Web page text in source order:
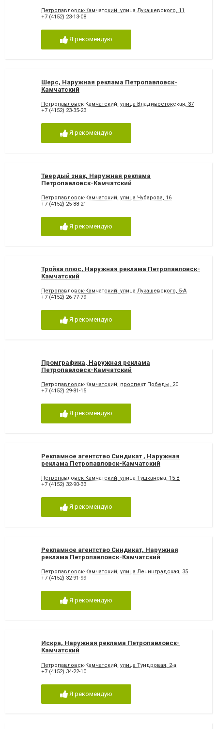
Петропавловск-Камчатский, улица Лукашевского, 11
+7 (4152) 23-13-08
Я рекомендую
Шерс, Наружная реклама Петропавловск-
Камчатский
Петропавловск-Камчатский, улица Владивостокская, 37
+7 (4152) 23-35-23
Я рекомендую
Твердый знак, Наружная реклама
Петропавловск-Камчатский
Петропавловск-Камчатский, улица Чубарова, 16
+7 (4152) 25-88-21
Я рекомендую
Тройка плюс, Наружная реклама Петропавловск-
Камчатский
Петропавловск-Камчатский, улица Лукашевского, 5-А
+7 (4152) 26-77-79
Я рекомендую
Промграфика, Наружная реклама
Петропавловск-Камчатский
Петропавловск-Камчатский, проспект Победы, 20
+7 (4152) 29-81-15
Я рекомендую
Рекламное агентство Синдикат , Наружная
реклама Петропавловск-Камчатский
Петропавловск-Камчатский, улица Тушканова, 15-В
+7 (4152) 32-90-33
Я рекомендую
Рекламное агентство Синдикат, Наружная
реклама Петропавловск-Камчатский
Петропавловск-Камчатский, улица Ленинградская, 35
+7 (4152) 32-91-99
Я рекомендую
Искра, Наружная реклама Петропавловск-
Камчатский
Петропавловск-Камчатский, улица Тундровая, 2-а
+7 (4152) 34-22-10
Я рекомендую